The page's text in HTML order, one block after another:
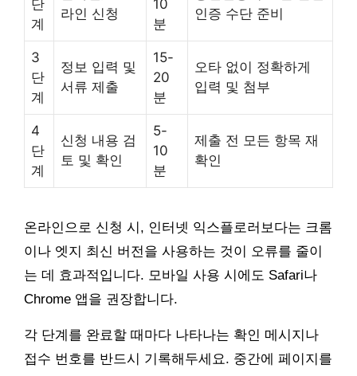
단
계
라인 신청
10
분
인증 수단 준비
3
단
계
정보 입력 및
서류 제출
15-
20
분
오타 없이 정확하게
입력 및 첨부
4
단
계
신청 내용 검
토 및 확인
5-
10
분
제출 전 모든 항목 재
확인
온라인으로 신청 시, 인터넷 익스플로러보다는 크롬
이나 엣지 최신 버전을 사용하는 것이 오류를 줄이
는 데 효과적입니다. 모바일 사용 시에도 Safari나
Chrome 앱을 권장합니다.
각 단계를 완료할 때마다 나타나는 확인 메시지나
접수 번호를 반드시 기록해두세요. 중간에 페이지를